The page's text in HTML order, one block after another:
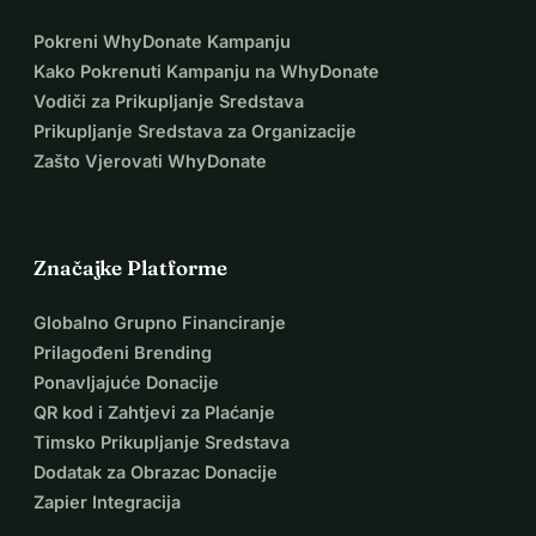
Pokreni WhyDonate Kampanju
Kako Pokrenuti Kampanju na WhyDonate
Vodiči za Prikupljanje Sredstava
Prikupljanje Sredstava za Organizacije
Zašto Vjerovati WhyDonate
Značajke Platforme
Globalno Grupno Financiranje
Prilagođeni Brending
Ponavljajuće Donacije
QR kod i Zahtjevi za Plaćanje
Timsko Prikupljanje Sredstava
Dodatak za Obrazac Donacije
Zapier Integracija